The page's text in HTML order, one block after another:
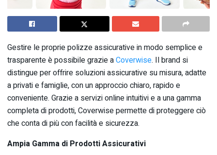
Gestire le proprie polizze assicurative in modo semplice e
trasparente è possibile grazie aCoverwise. Il brand si
distingue per offrire soluzioni assicurative su misura, adatte
a privati e famiglie, con un approccio chiaro, rapido e
conveniente. Grazie a servizi online intuitivi e a una gamma
completa di prodotti, Coverwise permette di proteggere ciò
che conta di più con facilità e sicurezza.
Ampia Gamma di Prodotti Assicurativi